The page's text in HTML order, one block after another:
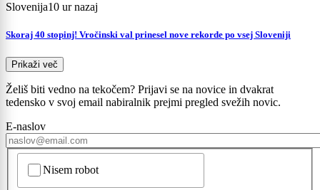
Slovenija10 ur nazaj
Skoraj 40 stopinj! Vročinski val prinesel nove rekorde po vsej Sloveniji
Prikaži več
Želiš biti vedno na tekočem? Prijavi se na novice in dvakrat
tedensko v svoj email nabiralnik prejmi pregled svežih novic.
E-naslov
Nisem robot